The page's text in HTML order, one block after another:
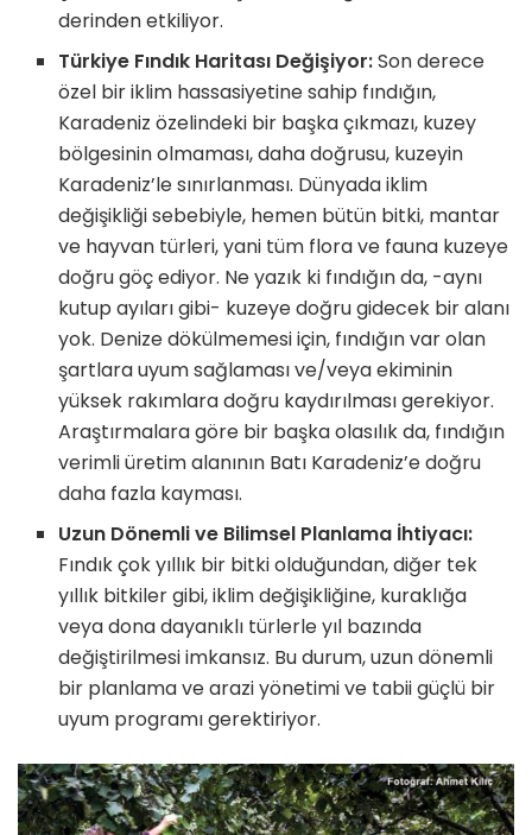
derinden etkiliyor.
Türkiye Fındık Haritası Değişiyor:Son derece
özel bir iklim has­sasiyetine sahip fındığın,
Karadeniz özelindeki bir başka çıkmazı, kuzey
bölgesinin olmaması, daha doğrusu, kuzeyin
Karadeniz’le sınırlanması. Dünyada iklim
değişikliği sebe­biyle, hemen bütün bitki, mantar
ve hayvan türleri, yani tüm flora ve fauna kuzeye
doğru göç ediyor. Ne yazık ki fındığın da, -aynı
kutup ayıları gibi- kuzeye doğru gidecek bir ala­nı
yok. Denize dökülmemesi için, fındığın var olan
şartlara uyum sağlaması ve/veya ekiminin
yüksek rakımlara doğru kaydırılması gerekiyor.
Araştırmalara göre bir başka olasılık da, fındığın
verimli üretim alanının Batı Karadeniz’e doğru
daha fazla kayması.
Uzun Dönemli ve Bilimsel Planlama İhtiyacı:
Fındık çok yıllık bir bitki olduğundan, diğer tek
yıllık bitkiler gibi, iklim değişikliğine, kuraklığa
veya dona dayanıklı türlerle yıl ba­zında
değiştirilmesi imkansız. Bu durum, uzun dönemli
bir planlama ve arazi yönetimi ve tabii güçlü bir
uyum programı gerektiriyor.